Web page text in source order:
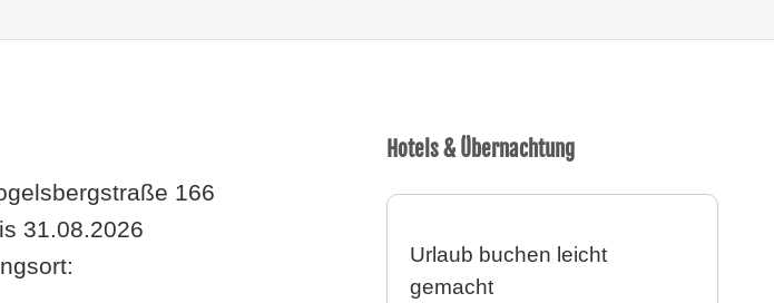
166
31.08.2026
Hotels & Übernachtung
Urlaub buchen leicht
gemacht